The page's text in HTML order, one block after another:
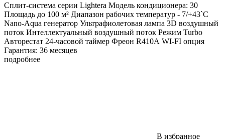
Сплит-система серии Lightera Модель кондиционера: 30
Площадь до 100 м² Диапазон рабочих температур - 7/+43`С
Nano-Aqua генератор Ультрафиолетовая лампа 3D воздушный
поток Интеллектуальный воздушный поток Режим Turbo
Авторестат 24-часовой таймер Фреон R410А WI-FI опция
Гарантия: 36 месяцев
подробнее
В избранное